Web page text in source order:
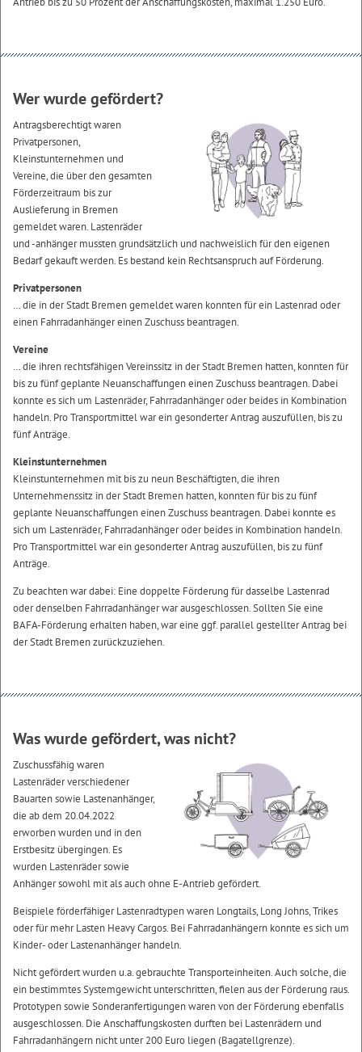
Wer wurde gefördert?
Antragsberechtigt waren
Privatpersonen,
Kleinstunternehmen und
Vereine, die über den gesamten
Förderzeitraum bis zur
Auslieferung in Bremen
gemeldet waren. Lastenräder
und -anhänger mussten grundsätzlich und nachweislich für den eigenen
Bedarf gekauft werden. Es bestand kein Rechtsanspruch auf Förderung.
Privatpersonen
… die in der Stadt Bremen gemeldet waren konnten für ein Lastenrad oder
einen Fahrradanhänger einen Zuschuss beantragen.
Vereine
… die ihren rechtsfähigen Vereinssitz in der Stadt Bremen hatten, konnten für
bis zu fünf geplante Neuanschaffungen einen Zuschuss beantragen. Dabei
konnte es sich um Lastenräder, Fahrradanhänger oder beides in Kombination
handeln. Pro Transportmittel war ein gesonderter Antrag auszufüllen, bis zu
fünf Anträge.
Kleinstunternehmen
Kleinstunternehmen mit bis zu neun Beschäftigten, die ihren
Unternehmenssitz in der Stadt Bremen hatten, konnten für bis zu fünf
geplante Neuanschaffungen einen Zuschuss beantragen. Dabei konnte es
sich um Lastenräder, Fahrradanhänger oder beides in Kombination handeln.
Pro Transportmittel war ein gesonderter Antrag auszufüllen, bis zu fünf
Anträge.
Zu beachten war dabei: Eine doppelte Förderung für dasselbe Lastenrad
oder denselben Fahrradanhänger war ausgeschlossen. Sollten Sie eine
BAFA-Förderung erhalten haben, war eine ggf. parallel gestellter Antrag bei
der Stadt Bremen zurückzuziehen.
Was wurde gefördert, was nicht?
Zuschussfähig waren
Lastenräder verschiedener
Bauarten sowie Lastenanhänger,
die ab dem 20.04.2022
erworben wurden und in den
Erstbesitz übergingen. Es
wurden Lastenräder sowie
Anhänger sowohl mit als auch ohne E-Antrieb gefördert.
Beispiele förderfähiger Lastenradtypen waren Longtails, Long Johns, Trikes
oder für mehr Lasten Heavy Cargos. Bei Fahrradanhängern konnte es sich um
Kinder- oder Lastenanhänger handeln.
Nicht gefördert wurden u.a. gebrauchte Transporteinheiten. Auch solche, die
ein bestimmtes Systemgewicht unterschritten, fielen aus der Förderung raus.
Prototypen sowie Sonderanfertigungen waren von der Förderung ebenfalls
ausgeschlossen. Die Anschaffungskosten durften bei Lastenrädern und
Fahrradanhängern nicht unter 200 Euro liegen (Bagatellgrenze).